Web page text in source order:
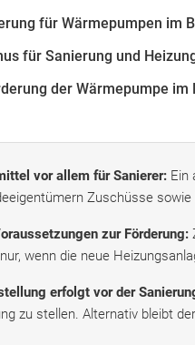
für Wärmepumpen im
für Sanierung und
der Wärmepumpe im
vor allem für Sanierer: Ein
Zuschüsse
zur Förderung:
wenn die neue
erfolgt vor der
zu stellen. Alternativ bleibt